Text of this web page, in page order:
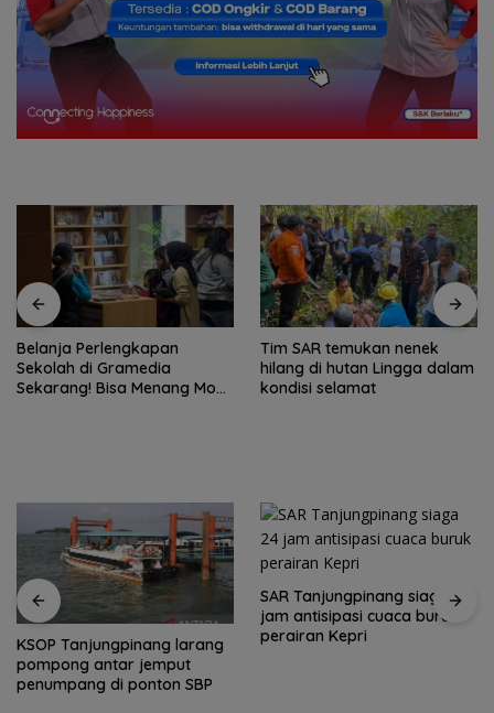
Belanja Perlengkapan
Sekolah di Gramedia
Sekarang! Bisa Menang Mobil
Tim SAR temukan nenek
hilang di hutan Lingga dalam
kondisi selamat
KSOP Tanjungpinang larang
pompong antar jemput
penumpang di ponton SBP
SAR Tanjungpinang siaga 24
jam antisipasi cuaca buruk
perairan Kepri